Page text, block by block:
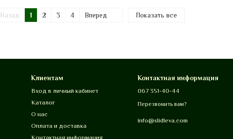
Назад 1 2 3 4 Вперед Показать все
Клиентам
Вход в личный кабинет
Каталог
О нас
Оплата и доставка
Контактная информация
Контактная информация
067 351-40-44
Перезвонить вам?
info@slidleva.com